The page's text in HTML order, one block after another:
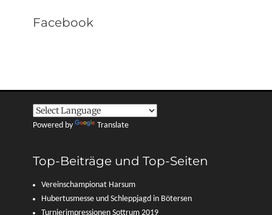
Facebook
Powered by Translate
Top-Beiträge und Top-Seiten
Vereinschampionat Harsum
Hubertusmesse und Schleppjagd in Bötersen
Turnierimpressionen Sottrum 2019